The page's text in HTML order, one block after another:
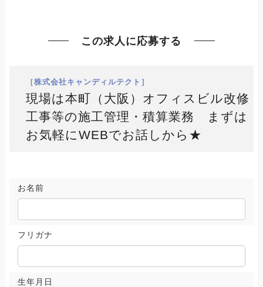
この求人に応募する
［株式会社キャンディルテクト］
現場は本町（大阪）オフィスビル改修
工事等の施工管理・積算業務 まずは
お気軽にWEBでお話しから★
お名前
フリガナ
生年月日